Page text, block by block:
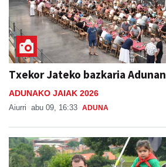
Txekor Jateko bazkaria Adunan
ADUNAKO JAIAK 2026
Aiurri abu 09, 16:33 ADUNA